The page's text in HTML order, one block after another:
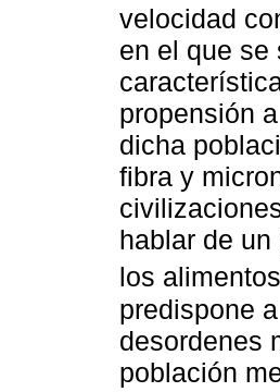
velocidad
en el que se
propensión
dicha
fibra y
hablar de
los
predispone
desordenes
población